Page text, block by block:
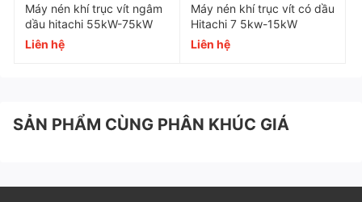
Máy nén khí trục vít ngâm
dầu hitachi 55kW-75kW
Liên hệ
Máy nén khí trục vít có dầu
Hitachi 7 5kw-15kW
Liên hệ
SẢN PHẨM CÙNG PHÂN KHÚC GIÁ